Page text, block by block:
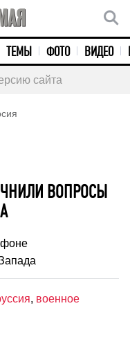
ТЕМЫ ФОТО ВИДЕО
сайта
ВОПРОСЫ
фоне
, военное